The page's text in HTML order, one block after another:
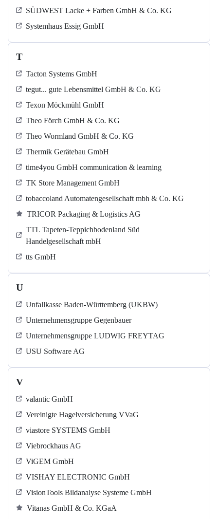
SÜDWEST Lacke + Farben GmbH & Co. KG
Systemhaus Essig GmbH
T
Tacton Systems GmbH
tegut... gute Lebensmittel GmbH & Co. KG
Texon Möckmühl GmbH
Theo Förch GmbH & Co. KG
Theo Wormland GmbH & Co. KG
Thermik Gerätebau GmbH
time4you GmbH communication & learning
TK Store Management GmbH
tobaccoland Automatengesellschaft mbh & Co. KG
TRICOR Packaging & Logistics AG
TTL Tapeten-Teppichbodenland Süd
Handelgesellschaft mbH
tts GmbH
U
Unfallkasse Baden-Württemberg (UKBW)
Unternehmensgruppe Gegenbauer
Unternehmensgruppe LUDWIG FREYTAG
USU Software AG
V
valantic GmbH
Vereinigte Hagelversicherung VVaG
viastore SYSTEMS GmbH
Viebrockhaus AG
ViGEM GmbH
VISHAY ELECTRONIC GmbH
VisionTools Bildanalyse Systeme GmbH
Vitanas GmbH & Co. KGaA